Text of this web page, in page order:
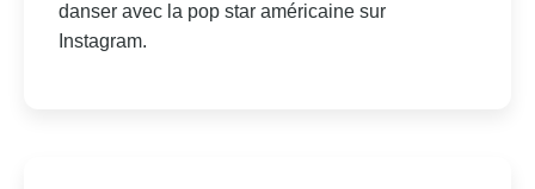
danser avec la pop star américaine sur
Instagram.